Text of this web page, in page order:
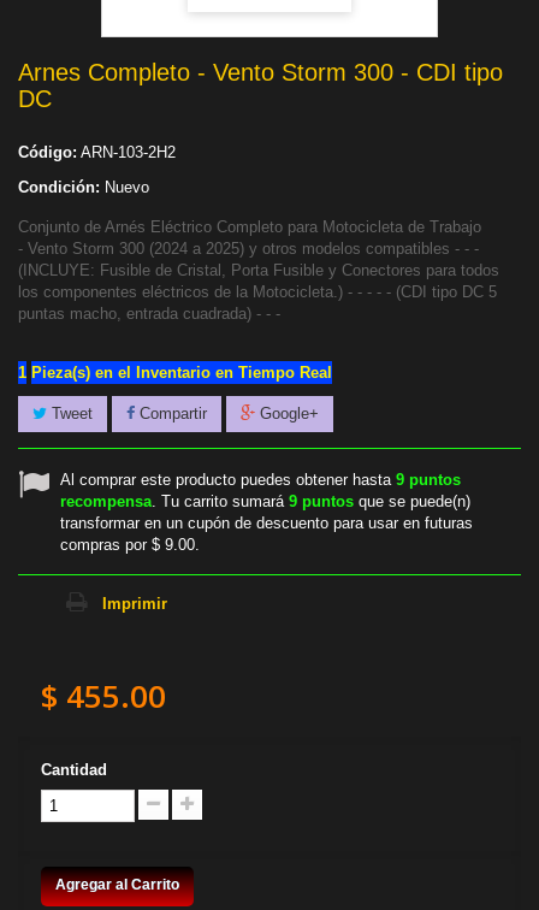
Arnes Completo - Vento Storm 300 - CDI tipo
DC
Código: ARN-103-2H2
Condición: Nuevo
Conjunto de Arnés Eléctrico Completo para Motocicleta de Trabajo
- Vento Storm 300 (2024 a 2025) y otros modelos compatibles - - -
(INCLUYE: Fusible de Cristal, Porta Fusible y Conectores para todos
los componentes eléctricos de la Motocicleta.) - - - - - (CDI tipo DC 5
puntas macho, entrada cuadrada) - - -
1 Pieza(s) en el Inventario en Tiempo Real
Tweet Compartir Google+
Al comprar este producto puedes obtener hasta 9 puntos
recompensa. Tu carrito sumará 9 puntos que se puede(n)
transformar en un cupón de descuento para usar en futuras
compras por $ 9.00.
Imprimir
$ 455.00
Cantidad
Agregar al Carrito